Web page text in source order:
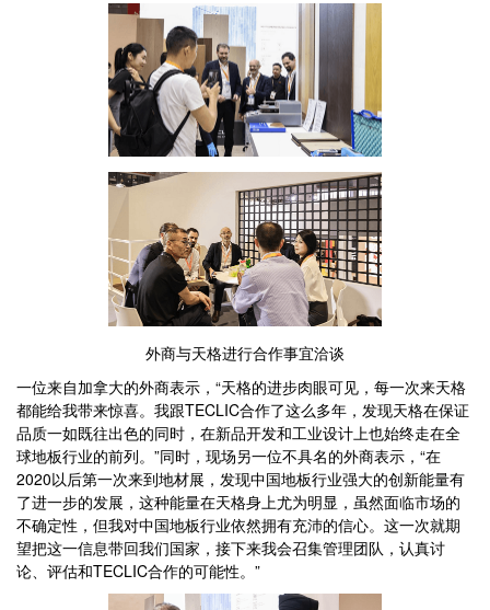
外商与天格进行合作事宜洽谈
一位来自加拿大的外商表示，“天格的进步肉眼可见，每一次来天格
都能给我带来惊喜。我跟TECLIC合作了这么多年，发现天格在保证
品质一如既往出色的同时，在新品开发和工业设计上也始终走在全
球地板行业的前列。”同时，现场另一位不具名的外商表示，“在
2020以后第一次来到地材展，发现中国地板行业强大的创新能量有
了进一步的发展，这种能量在天格身上尤为明显，虽然面临市场的
不确定性，但我对中国地板行业依然拥有充沛的信心。这一次就期
望把这一信息带回我们国家，接下来我会召集管理团队，认真讨
论、评估和TECLIC合作的可能性。”